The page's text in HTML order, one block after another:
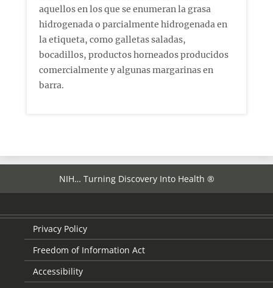
aquellos en los que se enumeran la grasa
hidrogenada o parcialmente hidrogenada en
la etiqueta, como galletas saladas,
bocadillos, productos horneados producidos
comercialmente y algunas margarinas en
barra.
NIH… Turning Discovery Into Health ®
Privacy Policy
Freedom of Information Act
Accessibility